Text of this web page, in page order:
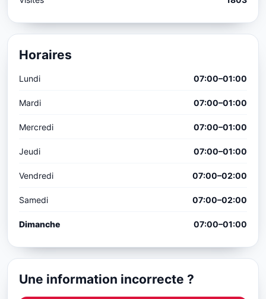
Horaires
Lundi 07:00–01:00
Mardi 07:00–01:00
Mercredi 07:00–01:00
Jeudi 07:00–01:00
Vendredi 07:00–02:00
Samedi 07:00–02:00
Dimanche 07:00–01:00
Une information incorrecte ?